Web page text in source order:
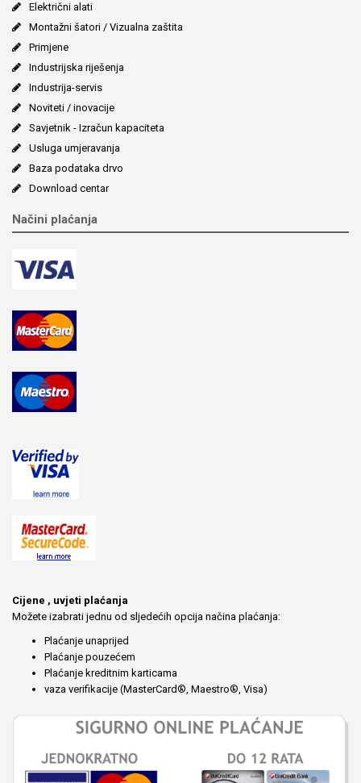
Električni alati
Montažni šatori / Vizualna zaštita
Primjene
Industrijska riješenja
Industrija-servis
Noviteti / inovacije
Savjetnik - Izračun kapaciteta
Usluga umjeravanja
Baza podataka drvo
Download centar
Načini plaćanja
Cijene , uvjeti plaćanja
Možete izabrati jednu od sljedećih opcija načina plaćanja:
Plaćanje unaprijed
Plaćanje pouzećem
Plaćanje kreditnim karticama
vaza verifikacije (MasterCard®, Maestro®, Visa)